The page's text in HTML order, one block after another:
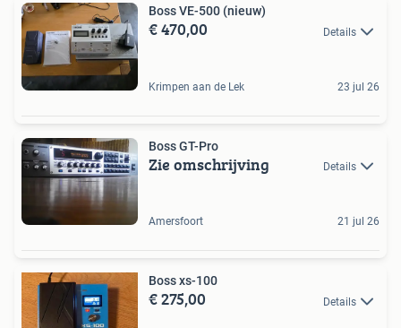
Boss VE-500 (nieuw)
€ 470,00 Details
Krimpen aan de Lek 23 jul 26
Boss GT-Pro
Zie omschrijving Details
Amersfoort 21 jul 26
Boss xs-100
€ 275,00 Details